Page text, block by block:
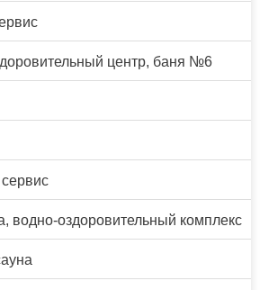
центр, баня №6
водно-оздоровительный комплекс